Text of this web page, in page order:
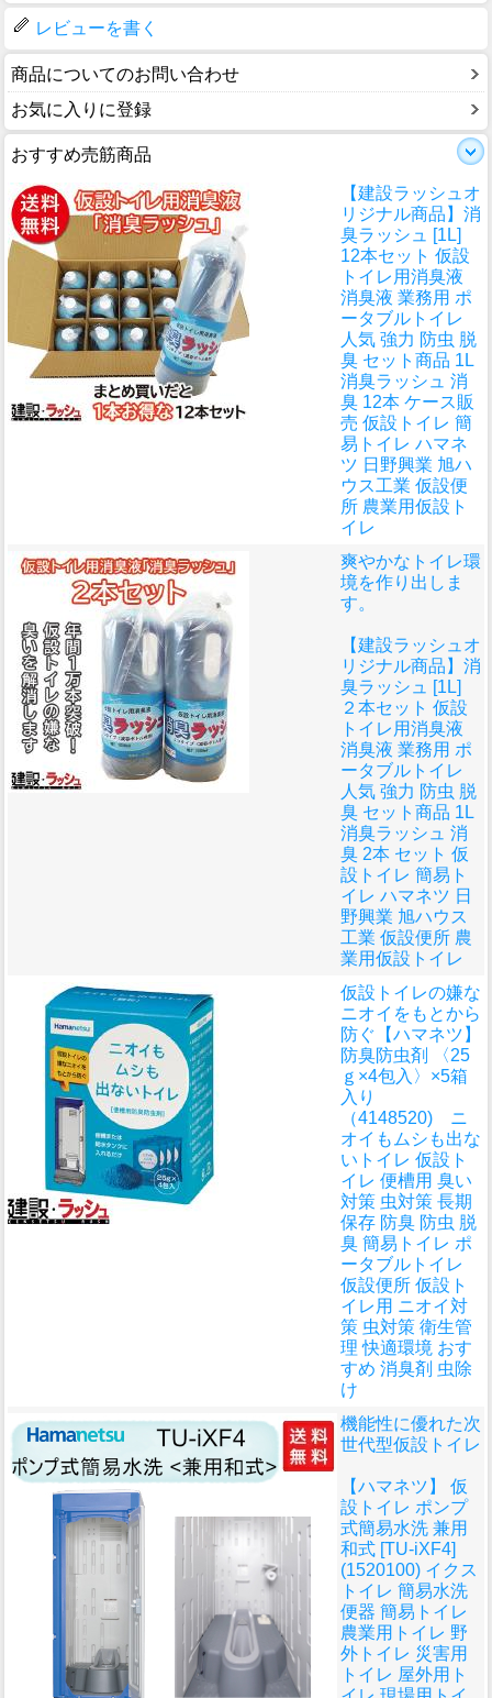
レビューを書く
商品についてのお問い合わせ
お気に入りに登録
おすすめ売筋商品
【建設ラッシュオ
リジナル商品】消
臭ラッシュ [1L]
12本セット 仮設
トイレ用消臭液
消臭液 業務用 ポ
ータブルトイレ
人気 強力 防虫 脱
臭 セット商品 1L
消臭ラッシュ 消
臭 12本 ケース販
売 仮設トイレ 簡
易トイレ ハマネ
ツ 日野興業 旭ハ
ウス工業 仮設便
所 農業用仮設ト
イレ
爽やかなトイレ環
境を作り出しま
す。
【建設ラッシュオ
リジナル商品】消
臭ラッシュ [1L]
２本セット 仮設
トイレ用消臭液
消臭液 業務用 ポ
ータブルトイレ
人気 強力 防虫 脱
臭 セット商品 1L
消臭ラッシュ 消
臭 2本 セット 仮
設トイレ 簡易ト
イレ ハマネツ 日
野興業 旭ハウス
工業 仮設便所 農
業用仮設トイレ
仮設トイレの嫌な
ニオイをもとから
防ぐ 【ハマネツ】
防臭防虫剤 〈25
ｇ×4包入〉×5箱
入り
（4148520) ニ
オイもムシも出な
いトイレ 仮設ト
イレ 便槽用 臭い
対策 虫対策 長期
保存 防臭 防虫 脱
臭 簡易トイレ ポ
ータブルトイレ
仮設便所 仮設ト
イレ用 ニオイ対
策 虫対策 衛生管
理 快適環境 おす
すめ 消臭剤 虫除
け
機能性に優れた次
世代型仮設トイレ
【ハマネツ】 仮
設トイレ ポンプ
式簡易水洗 兼用
和式 [TU-iXF4]
(1520100) イクス
トイレ 簡易水洗
便器 簡易トイレ
農業用トイレ 野
外トイレ 災害用
トイレ 屋外用ト